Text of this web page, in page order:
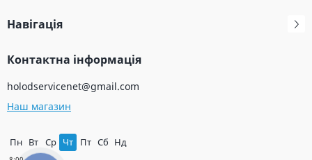
Навігація
Контактна інформація
holodservicenet@gmail.com
Наш магазин
Пн Вт Ср Чт Пт Сб Нд